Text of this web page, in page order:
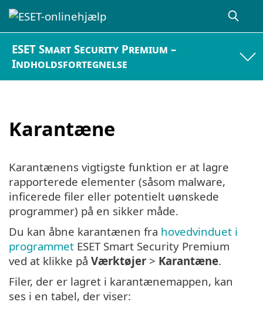
ESET Smart Security Premium –
Indholdsfortegnelse
Karantæne
Karantænens vigtigste funktion er at lagre
rapporterede elementer (såsom malware,
inficerede filer eller potentielt uønskede
programmer) på en sikker måde.
Du kan åbne karantænen fra hovedvinduet i
programmet ESET Smart Security Premium
ved at klikke på Værktøjer > Karantæne.
Filer, der er lagret i karantænemappen, kan
ses i en tabel, der viser: